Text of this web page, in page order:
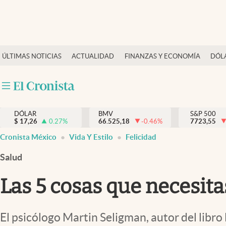
ÚLTIMAS NOTICIAS ACTUALIDAD FINANZAS Y ECONOMÍA
Actualidad
Internacionales
Opinión
Brand Strategy
Vida y estilo
Tv
DÓLAR
$ 17,26 0.27%
BMV
66.525,18
-0.46%
S&P 500
7723,55
Cronista México Vida Y Estilo Felicidad
Salud
Las 5 cosas que
El psicólogo Martin Seligman, autor del